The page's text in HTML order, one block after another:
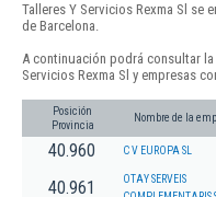
Talleres Y Servicios Rexma Sl se
de Barcelona.
A continuación podrá consultar
Servicios Rexma Sl y empresas
Posición
Provincia
Nombre de la
40.960 C V EUROPA SL
40.961
OTAY SERVEIS